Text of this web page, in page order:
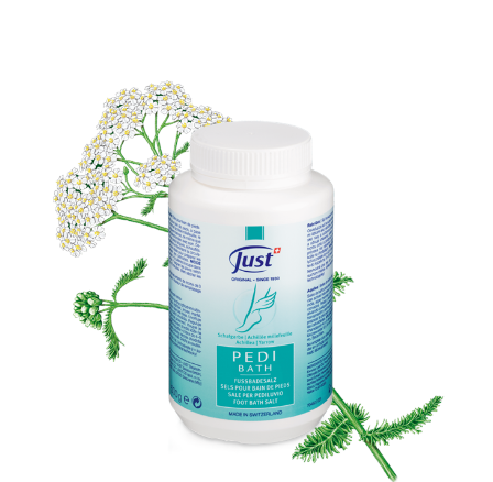
Angebote
High Light
Baden
Haarpflege
Katalog
Duschen
Körperpflege
Kräutercremen